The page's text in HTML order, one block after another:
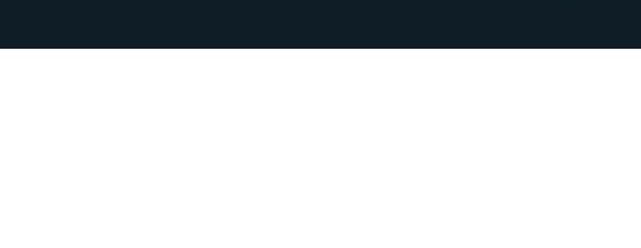
массовых коммуникаций (Роскомнадзор) 05 августа 2011 года. 18+